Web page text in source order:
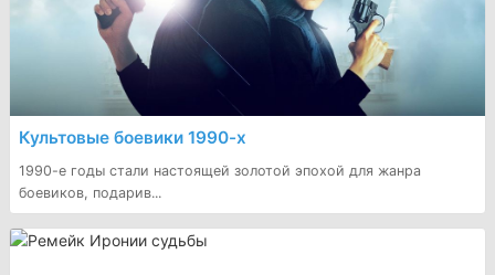
Культовые боевики 1990-х
1990-е годы стали настоящей золотой эпохой для жанра
боевиков, подарив...